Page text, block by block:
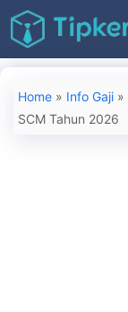
Langsung
ke
isi
Home » Info Gaji »
SCM Tahun 2026